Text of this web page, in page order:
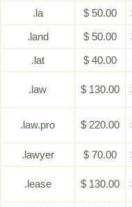
.la
$ 50.00
.land
$ 50.00
.lat
$ 40.00
.law $ 130.00
.law.pro $ 220.00
.lawyer
$ 70.00
.lease $ 130.00